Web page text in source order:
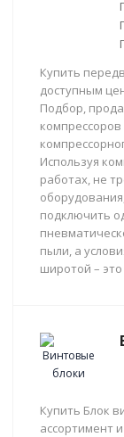
Купить
доступным
Подбор,
Используя
работах, не
подключить
пыли, а
широтой –
Купить Блок
ассортимент